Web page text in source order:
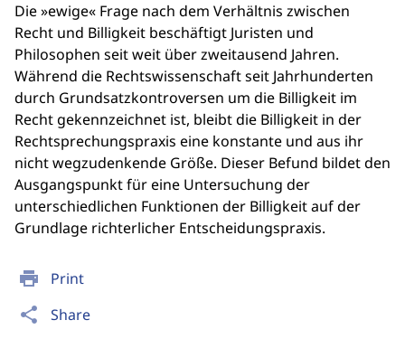
print Print
share Share
Die »ewige« Frage nach dem Verhältnis zwischen
Recht und Billigkeit beschäftigt Juristen und
Philosophen seit weit über zweitausend Jahren.
Während die Rechtswissenschaft seit Jahrhunderten
durch Grundsatzkontroversen um die Billigkeit im
Recht gekennzeichnet ist, bleibt die Billigkeit in der
Rechtsprechungspraxis eine konstante und aus ihr
nicht wegzudenkende Größe. Dieser Befund bildet den
Ausgangspunkt für eine Untersuchung der
unterschiedlichen Funktionen der Billigkeit auf der
Grundlage richterlicher Entscheidungspraxis.